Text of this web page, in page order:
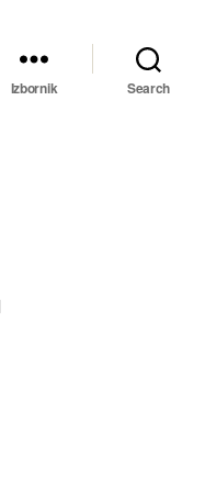
Izbornik Search